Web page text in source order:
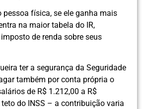
pessoa física, se ele ganha mais
na maior tabela do IR,
de renda sobre seus
ter a segurança da Seguridade
também por conta própria o
de R$ 1.212,00 a R$
do INSS – a contribuição varia